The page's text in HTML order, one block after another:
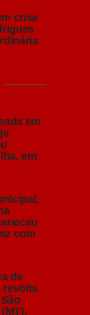
crise
em
em
com
de
revolta